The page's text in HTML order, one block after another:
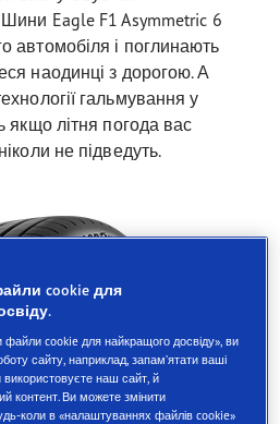
Eagle F1 Asymmetric 6
автомобіля і поглинають
наодинці з дорогою. А
гальмування у
якщо літня погода вас
не підведуть.
cookie для
cookie для найкращого досвіду», ви
сайту, наприклад, запам’ятати ваші
використовуєте наш сайт, й
контент. Ви можете змінити
коли в «налаштуваннях файлів cookie»